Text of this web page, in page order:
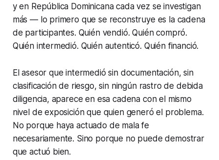
y en República Dominicana cada vez se investigan
más — lo primero que se reconstruye es la cadena
de participantes. Quién vendió. Quién compró.
Quién intermedió. Quién autenticó. Quién financió.
El asesor que intermedió sin documentación, sin
clasificación de riesgo, sin ningún rastro de debida
diligencia, aparece en esa cadena con el mismo
nivel de exposición que quien generó el problema.
No porque haya actuado de mala fe
necesariamente. Sino porque no puede demostrar
que actuó bien.